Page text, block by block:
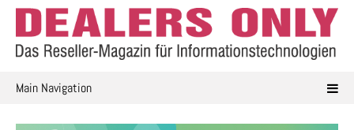
Skip
content
Main Navigation